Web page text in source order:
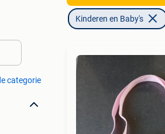
categorie
Kinderen en Baby's